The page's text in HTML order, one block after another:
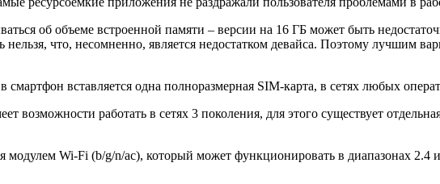
об объеме встроенной памяти – версии на 16 ГБ может быть
что, несомненно, является недостатком девайса. Поэтому лучшим
вставляется одна полноразмерная SIM-карта, в сетях любых
возможности работать в сетях 3 поколения, для этого существует
модулем Wi-Fi (b/g/n/ac), который может функционировать в диапазонах